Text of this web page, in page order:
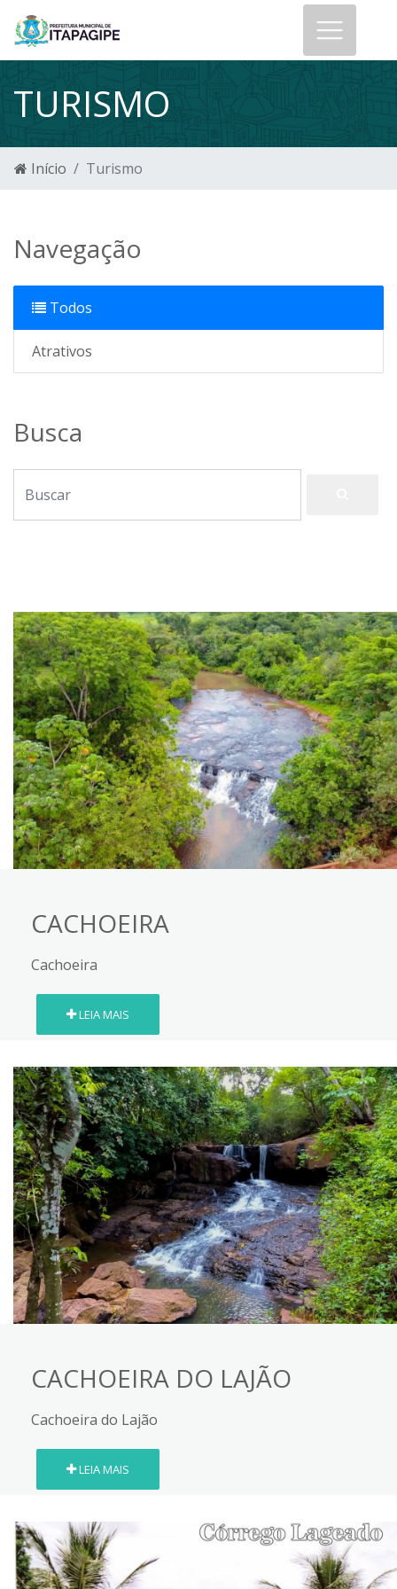
TURISMO
Início Turismo
Navegação
Todos
Atrativos
Busca
CACHOEIRA
Cachoeira
LEIA MAIS
CACHOEIRA DO LAJÃO
Cachoeira do Lajão
LEIA MAIS